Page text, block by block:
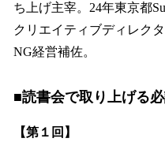
ち上げ主宰。24年東京都
クリエイティブディレク
NG経営補佐。
■読書会で取り上げる
【第１回】